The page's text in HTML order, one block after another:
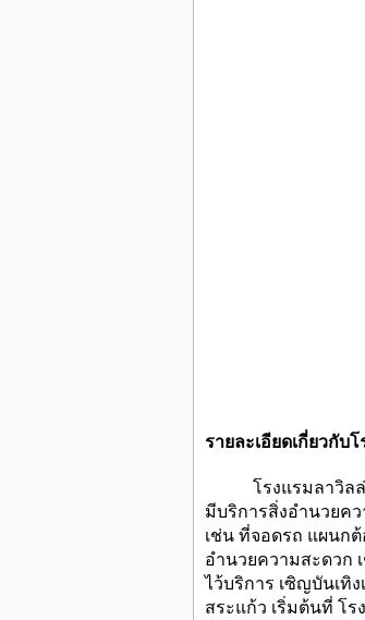
รายละเอียดเกี่ยวกับ
โรงแรมลาวิลล่าบู
มีบริการสิ่งอำนวยค
เช่น ที่จอดรถ แผนก
อำนวยความสะดวก
ไว้บริการ เซิญบันเทิ
สระแก้ว เริ่มต้นที่ โ